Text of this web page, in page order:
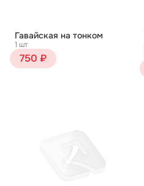
Гавайская на тонком
1 шт
750 ₽